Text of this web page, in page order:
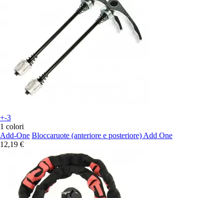
+-3
1 colori
Add-One Bloccaruote (anteriore e posteriore) Add One
12,19 €